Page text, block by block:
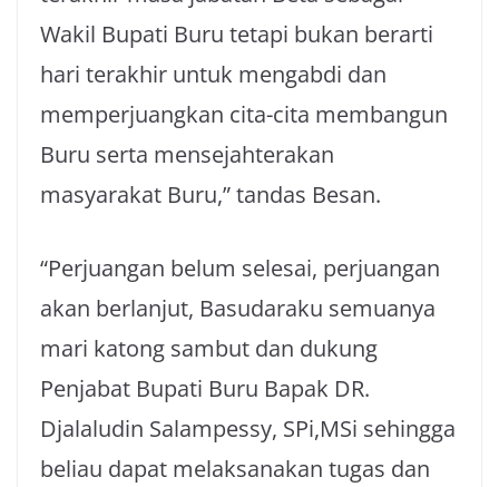
Wakil Bupati Buru tetapi bukan berarti
hari terakhir untuk mengabdi dan
memperjuangkan cita-cita membangun
Buru serta mensejahterakan
masyarakat Buru,” tandas Besan.
“Perjuangan belum selesai, perjuangan
akan berlanjut, Basudaraku semuanya
mari katong sambut dan dukung
Penjabat Bupati Buru Bapak DR.
Djalaludin Salampessy, SPi,MSi sehingga
beliau dapat melaksanakan tugas dan